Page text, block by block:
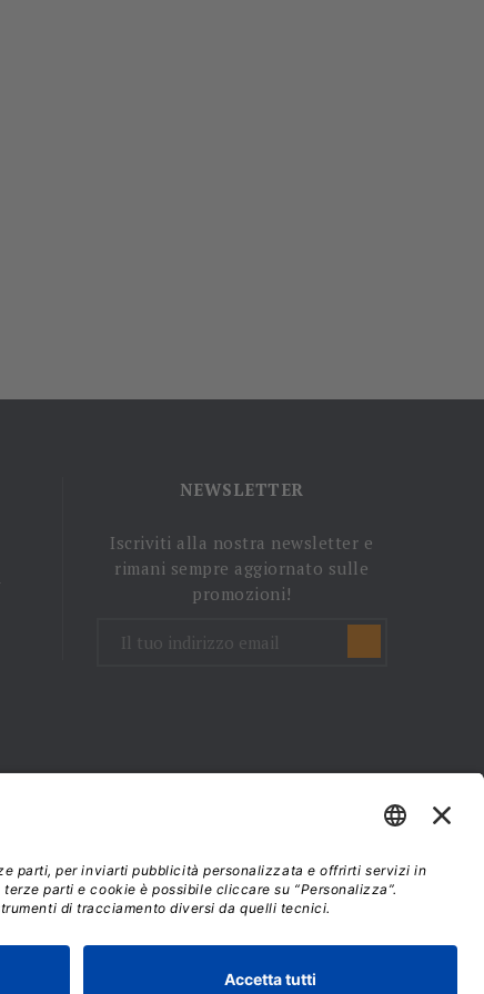
NEWSLETTER
Iscriviti alla nostra newsletter e
rimani sempre aggiornato sulle
promozioni!